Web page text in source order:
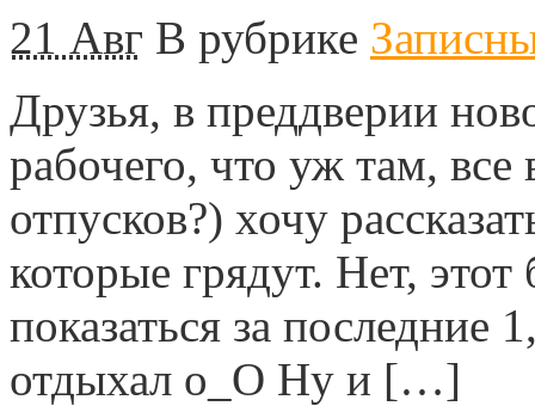
21 Авг В рубрике
Друзья, в преддверии
рабочего, что уж там, все
отпусков?) хочу
которые грядут. Нет,
показаться за
отдыхал о_О Ну и […]